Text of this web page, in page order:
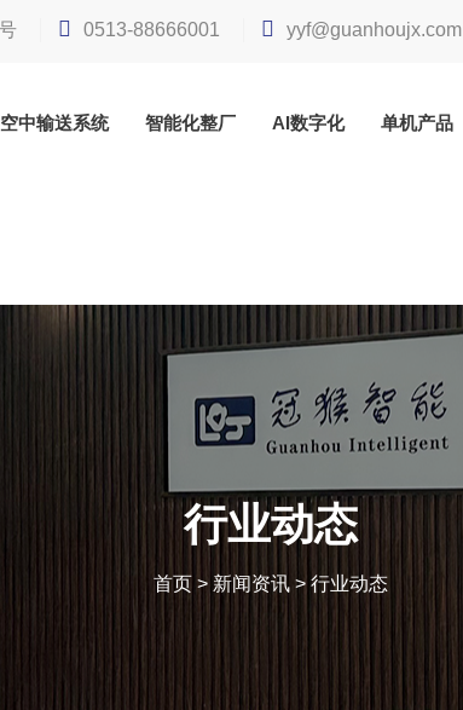
0513-88666001 yyf@guanhoujx.com
空中输送系统 智能化整厂 AI数字化 单机产品
行业动态
首页 > 新闻资讯 > 行业动态